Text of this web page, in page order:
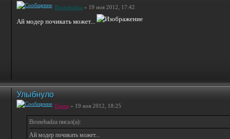
Bronebadza » 19 ноя 2012, 17:42
Ай модер почикать может...
Улыбнуло
Горец » 19 ноя 2012, 18:25
Bronebadza писал(а):
Ай модер почикать может...